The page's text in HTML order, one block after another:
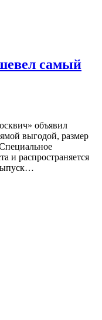
самый
объявил
выгодой, размер
и распространяется